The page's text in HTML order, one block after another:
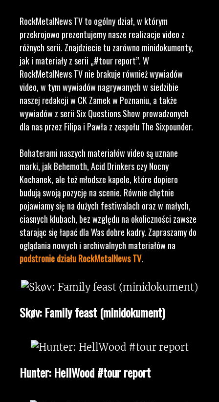
RockMetalNews TV to ogólny dział, w którym
przekrojowo prezentujemy nasze realizacje video z
różnych serii. Znajdziecie tu zarówno minidokumenty,
jak i materiały z serii „#tour report”. W
RockMetalNews TV nie brakuje również wywiadów
video, w tym wywiadów nagrywanych w siedzibie
naszej redakcji w CK Zamek w Poznaniu, a także
wywiadów z serii Six Questions Show prowadzonych
dla nas przez Filipa i Pawła z zespołu The Sixpounder.
Bohaterami naszych materiałów video są uznane
marki, jak Behemoth, Acid Drinkers czy Nocny
Kochanek, ale też młodsze kapele, które dopiero
budują swoją pozycję na scenie. Równie chętnie
pojawiamy się na dużych festiwalach oraz w małych,
ciasnych klubach, bez względu na okoliczności zawsze
starając się łapać dla Was dobre kadry. Zapraszamy do
oglądania nowych i archiwalnych materiałów na
podstronie działu RockMetalNews TV.
Skøv: Family feast (minidokument)
Hunter: HellWood #tour report